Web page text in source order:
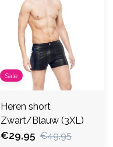
Sale
Heren short
Zwart/Blauw (3XL)
€29,95 €49,95